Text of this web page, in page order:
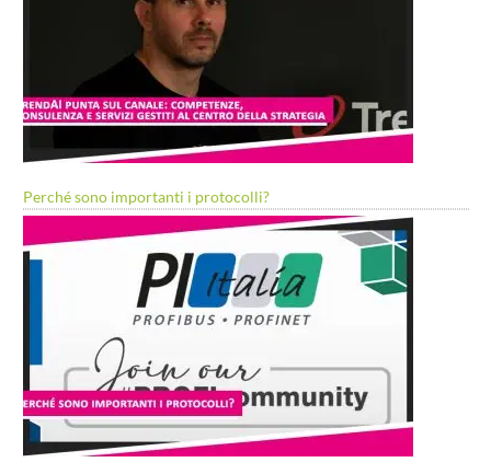
Perché sono importanti i protocolli?